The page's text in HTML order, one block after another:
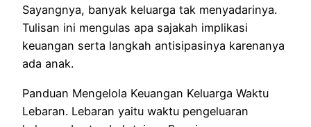
Sayangnya, banyak keluarga tak menyadarinya.
Tulisan ini mengulas apa sajakah implikasi
keuangan serta langkah antisipasinya karenanya
ada anak.
Panduan Mengelola Keuangan Keluarga Waktu
Lebaran. Lebaran yaitu waktu pengeluaran